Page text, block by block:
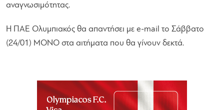
αναγνωσιμότητας.
Η ΠΑΕ Ολυμπιακός θα απαντήσει με e-mail το Σάββατο
(24/01) ΜΟΝΟ στα αιτήματα που θα γίνουν δεκτά.